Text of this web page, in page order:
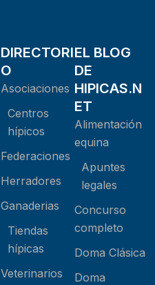
DIRECTORI
O
Asociaciones
Centros
hípicos
Federaciones
Herradores
Ganaderias
Tiendas
hípicas
Veterinarios
EL BLOG
DE
HIPICAS.N
ET
Alimentación
equina
Apuntes
legales
Concurso
completo
Doma Clásica
Doma